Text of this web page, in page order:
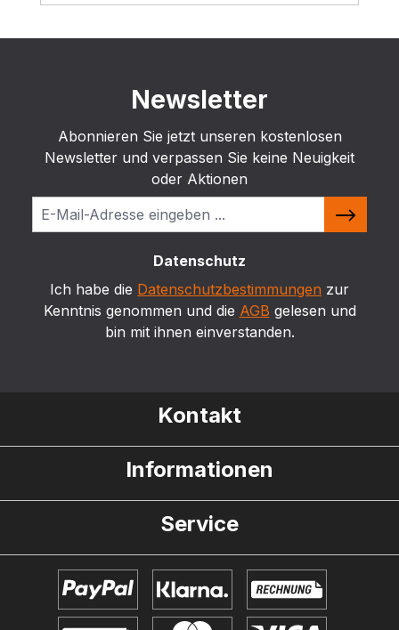
Newsletter
Abonnieren Sie jetzt unseren kostenlosen
Newsletter und verpassen Sie keine Neuigkeit
oder Aktionen
Datenschutz
Ich habe die Datenschutzbestimmungen zur
Kenntnis genommen und die AGB gelesen und
bin mit ihnen einverstanden.
Kontakt
Informationen
Service